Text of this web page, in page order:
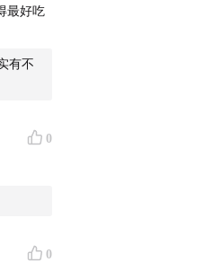
最好吃
有不
0
0